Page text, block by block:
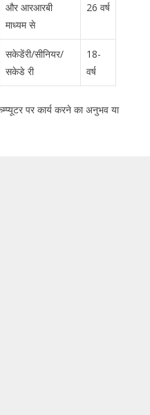
और आरआरबी
माध्यम से
26 वर्ष
सकेडेंरी/सीनियर/
सकेडे री
18-
वर्ष
पर कार्य करने का अनुभव या